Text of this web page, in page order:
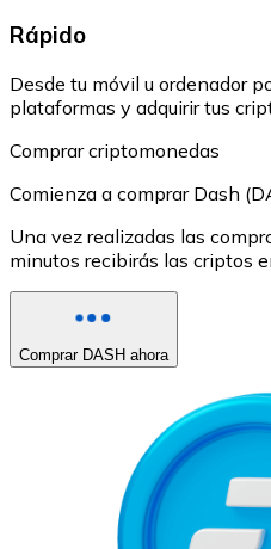
Rápido
Desde tu móvil u ordenador
plataformas y adquirir tus
Comprar criptomonedas
Comienza a comprar Dash
Una vez realizadas las
minutos recibirás las criptos
Comprar DASH ahora